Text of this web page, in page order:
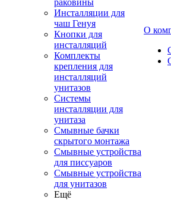
раковины
Инсталляции для
чаш Генуя
Кнопки для
инсталляций
Комплекты
крепления для
инсталляций
унитазов
Системы
инсталляции для
унитаза
Смывные бачки
скрытого монтажа
Смывные устройства
для писсуаров
Смывные устройства
для унитазов
Ещё
О